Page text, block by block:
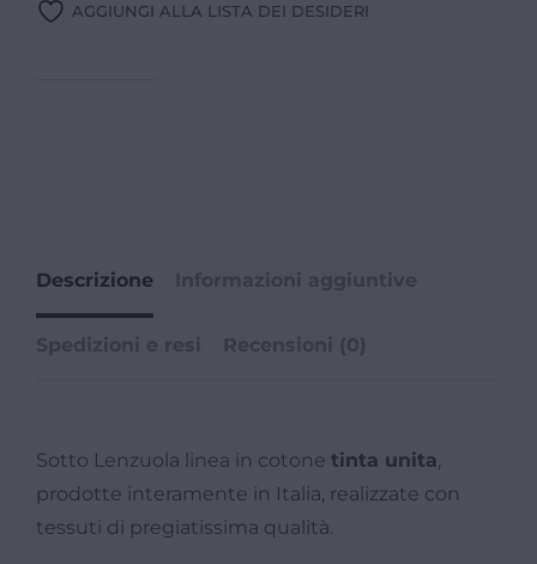
AGGIUNGI ALLA LISTA DEI DESIDERI
Descrizione
Sotto Lenzuola linea in cotone tinta unita,
prodotte interamente in Italia, realizzate con
tessuti di pregiatissima qualità.